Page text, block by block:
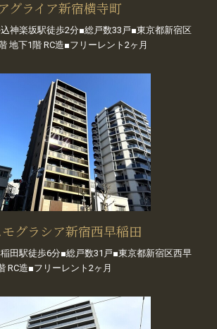
グライア新宿横寺町
神楽坂駅徒歩2分■総戸数33戸■東京都新宿区
地下1階 RC造■フリーレント2ヶ月
モグラシア新宿西早稲田
田駅徒歩6分■総戸数31戸■東京都新宿区西早
RC造■フリーレント2ヶ月